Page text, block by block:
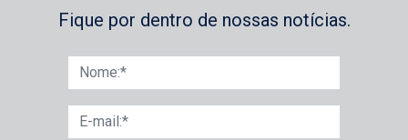
Fique por dentro de nossas notícias.